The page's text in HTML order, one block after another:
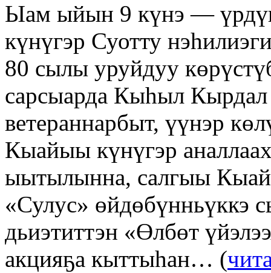
Ыам ыйын 9 күнэ —
күнүгэр Суотту
80 сылы уруйдуу
сарсыарда Кыһыл
ветераннарбыт, үүнэр
Кыайыы күнүгэр
ыытылынна, салгыы
«Сулус» өйдөбүнньүккэ
дьиэтиттэн «Өлбөт
акцияҕа кыттыһан… (